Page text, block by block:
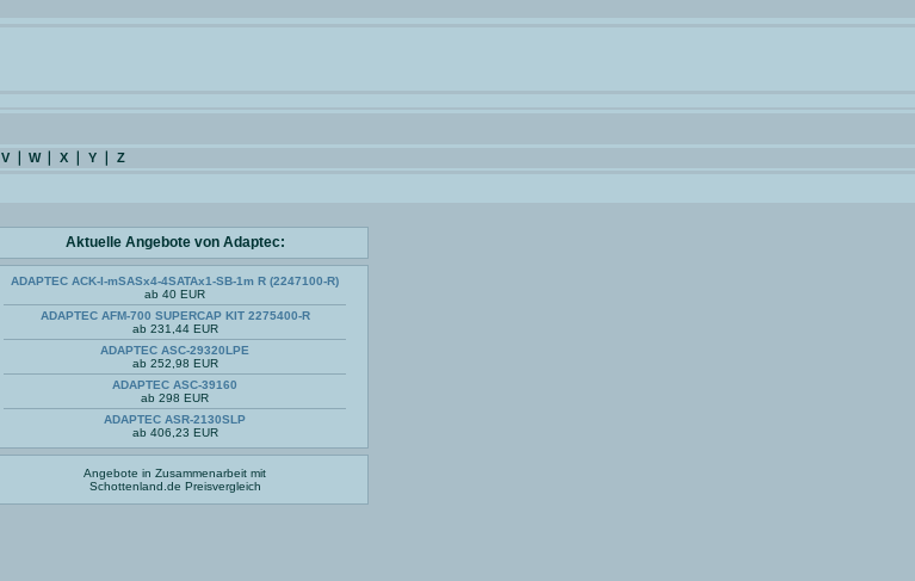
V W X Y Z
Aktuelle Angebote von Adaptec:
ADAPTEC ACK-I-mSASx4-4SATAx1-SB-1m R (2247100-R)
ab 40 EUR
ADAPTEC AFM-700 SUPERCAP KIT 2275400-R
ab 231,44 EUR
ADAPTEC ASC-29320LPE
ab 252,98 EUR
ADAPTEC ASC-39160
ab 298 EUR
ADAPTEC ASR-2130SLP
ab 406,23 EUR
Angebote in Zusammenarbeit mit
Schottenland.de Preisvergleich